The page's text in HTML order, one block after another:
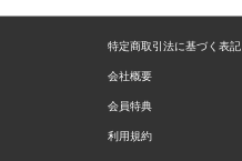
特定商取引法に基づく表記
会社概要
会員特典
利用規約